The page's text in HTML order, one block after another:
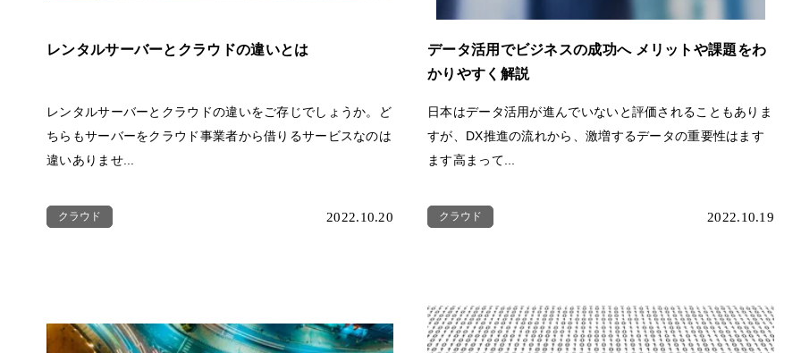
レンタルサーバーとクラウドの違いとは
レンタルサーバーとクラウドの違いをご存じでしょうか。ど
ちらもサーバーをクラウド事業者から借りるサービスなのは
違いありませ...
クラウド 2022.10.20
データ活用でビジネスの成功へ メリットや課題をわ
かりやすく解説
日本はデータ活用が進んでいないと評価されることもありま
すが、DX推進の流れから、激増するデータの重要性はます
ます高まって...
クラウド 2022.10.19